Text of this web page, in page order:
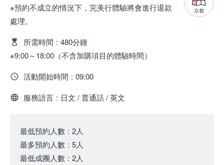
京都
※預約不成立的情況下，完美行體驗將會進行退款
處理。
所需時間 : 480分鐘
※9:00～18:00（不含加購項目的體驗時間）
活動開始時間 : 09:00
服務語言 : 日文 / 普通話 / 英文
最低預約人數 : 2人
最多預約人數 : 5人
最低成團人數 : 2人